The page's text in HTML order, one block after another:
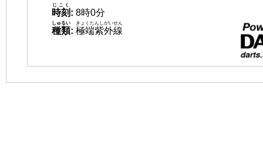
時刻
じこく
: 8時0分
種類
しゅるい
: 極端紫外線
きょくたんしがいせん